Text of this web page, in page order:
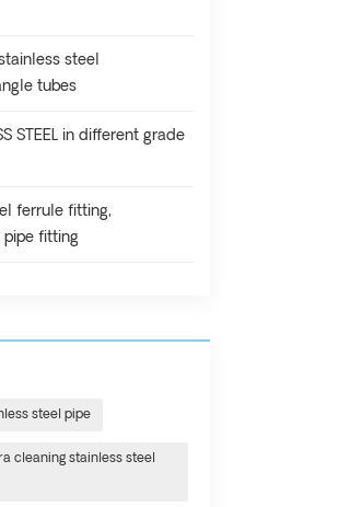
steel
tubes
STEEL in different grade
ferrule fitting,
fitting
steel pipe
cleaning stainless steel